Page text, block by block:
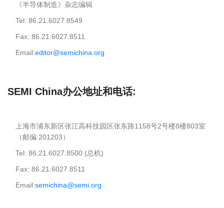
《半导体制造》杂志编辑
Tel: 86.21.6027.8549
Fax: 86.21.6027.8511
Email:editor@semichina.org
SEMI China办公地址和电话:
上海市浦东新区张江高科技园区张东路1158号2号楼8楼803室
（邮编:201203）
Tel: 86.21.6027.8500 (总机)
Fax: 86.21.6027.8511
Email:semichina@semi.org